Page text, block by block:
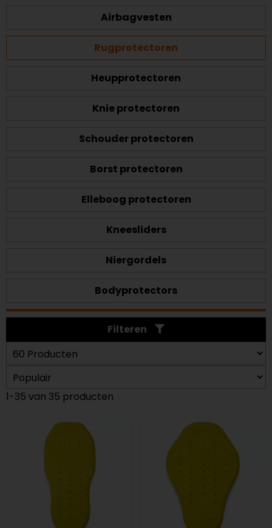
Airbagvesten
Rugprotectoren
Heupprotectoren
Knie protectoren
Schouder protectoren
Borst protectoren
Elleboog protectoren
Kneesliders
Niergordels
Bodyprotectors
Filteren
1-35 van 35 producten